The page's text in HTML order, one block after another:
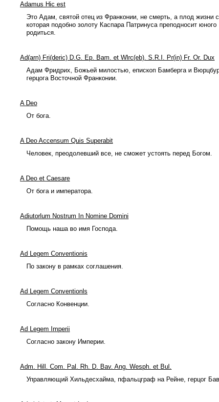
Adamus Hic est
Это Адам, святой отец из Франконии, не смерть, а плод жизни
которая подобно золоту Каспара Патринуса преподносит
родиться.
Ad(arn) Fri(deric) D.G. Ep. Bam. et Wlrc(eb). S.R.I. Pr(in) Fr. Or. Dux
Адам Фридрих, Божьей милостью, епископ Бамберга и
герцога Восточной Франконии.
A Deo
От бога.
A Deo Accensum Quis Superabit
Человек, преодолевший все, не сможет устоять перед Богом.
A Deo et Caesare
От бога и императора.
Adiutorlum Nostrum In Nomine Domini
Помощь наша во имя Господа.
Ad Legem Conventionis
По закону в рамках соглашения.
Ad Legem Conventionls
Согласно Конвенции.
Ad Legem Imperii
Согласно закону Империи.
Adm. Hill. Com. Pal. Rh. D. Bav. Ang. Wesph. et Bul.
Управляющий Хильдесхайма, пфальцграф на Рейне, герцог